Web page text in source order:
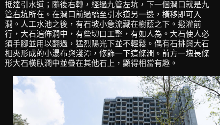
抵達引水道；隨後右轉，經過九管左坑 ，下一個澗口就是九
管右坑所在。在澗口前過橋至引水道另一邊，橫移即可入
澗。人工水池之後，有石坡小急流藏在樹蔭之下。撥灌前
行，大石遍佈澗中，有些切口工整，有如人為。大石使人必
須手腳並用以翻過，猛烈陽光下並不輕鬆。偶有石排與大石
相夾形成的小瀑布與淺潭，修飾一下這條澗。前方一塊長條
形大石橫臥澗中並疊在其他石上，顯得相當有趣。